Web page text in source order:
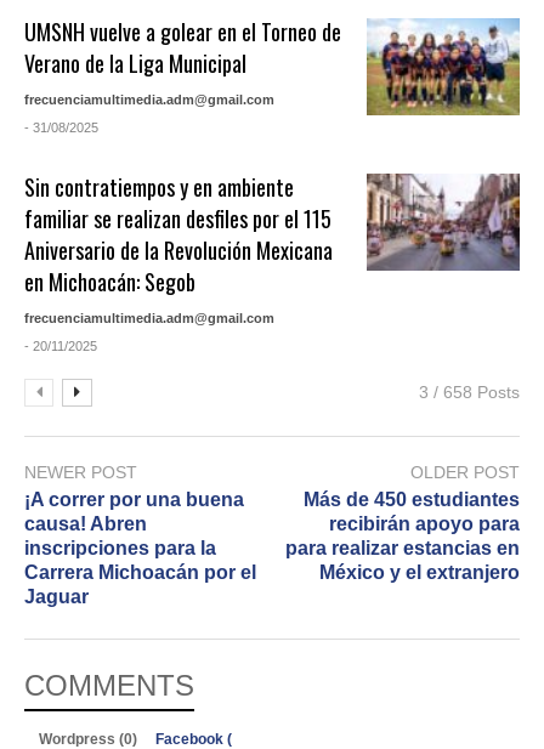
UMSNH vuelve a golear en el Torneo de
Verano de la Liga Municipal
frecuenciamultimedia.adm@gmail.com
- 31/08/2025
Sin contratiempos y en ambiente
familiar se realizan desfiles por el 115
Aniversario de la Revolución Mexicana
en Michoacán: Segob
frecuenciamultimedia.adm@gmail.com
- 20/11/2025
3 / 658 Posts
NEWER POST
¡A correr por una buena
causa! Abren
inscripciones para la
Carrera Michoacán por el
Jaguar
OLDER POST
Más de 450 estudiantes
recibirán apoyo para
para realizar estancias en
México y el extranjero
COMMENTS
Wordpress (0) Facebook (